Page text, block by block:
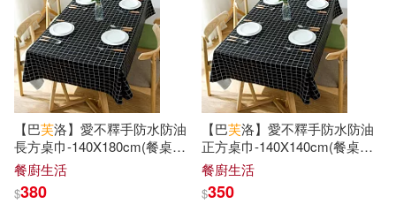
成應翠(27) 林珂如(27)
錢乃榮(27)
SS-Paradiseガールズ(26)
世一文化編輯群(26)
民族出版社(198)
接力出版社(195)
學苑出版社(194)
【巴芙洛】愛不釋手防水防油
長方桌巾-140X180cm(餐桌巾/
桌布/桌墊) 中格黑色
餐廚生活
$380
【巴芙洛】愛不釋手防水防油
正方桌巾-140X140cm(餐桌巾/
桌布/桌墊) 中格黑色
餐廚生活
$350